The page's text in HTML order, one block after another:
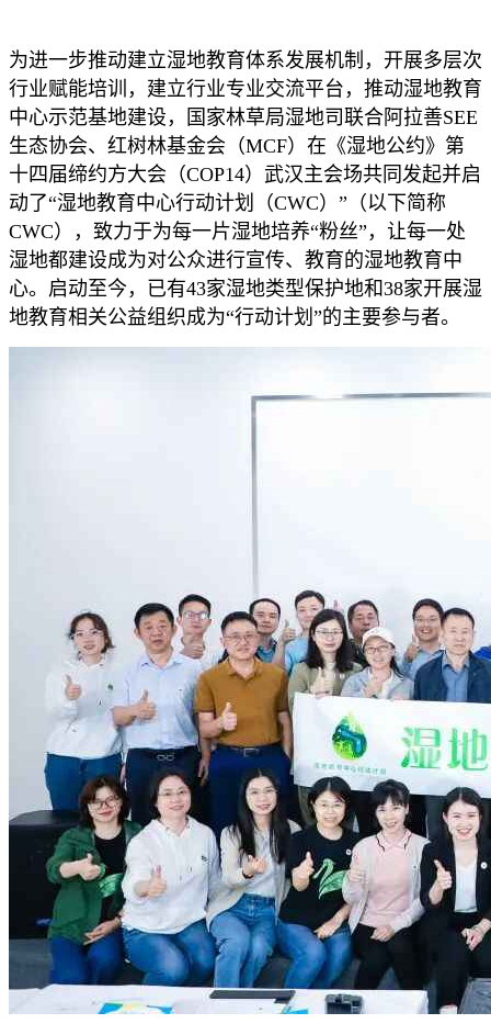
为进一步推动建立湿地教育体系发展机制，开展多层次
行业赋能培训，建立行业专业交流平台，推动湿地教育
中心示范基地建设，国家林草局湿地司联合阿拉善SEE
生态协会、红树林基金会（MCF）在《湿地公约》第
十四届缔约方大会（COP14）武汉主会场共同发起并启
动了“湿地教育中心行动计划（CWC）”（以下简称
CWC），致力于为每一片湿地培养“粉丝”，让每一处
湿地都建设成为对公众进行宣传、教育的湿地教育中
心。启动至今，已有43家湿地类型保护地和38家开展湿
地教育相关公益组织成为“行动计划”的主要参与者。